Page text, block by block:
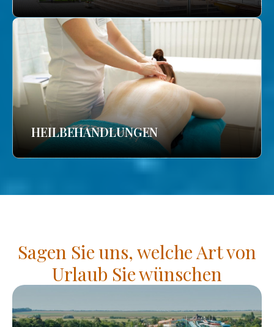
HEILBEHANDLUNGEN
Sagen Sie uns, welche Art von
Urlaub Sie wünschen